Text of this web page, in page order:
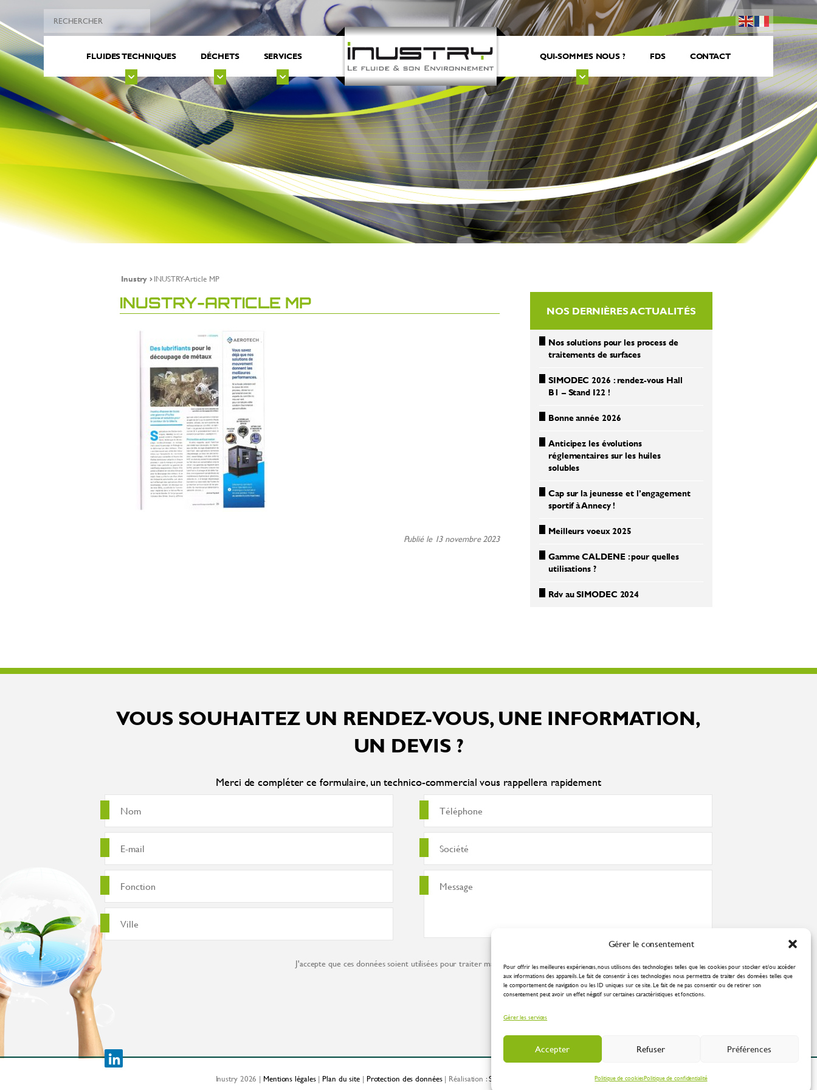
Gérer le consentement
Pour offrir les meilleures expériences, nous utilisons des technologies telles que les cookies pour stocker et/ou accéder
aux informations des appareils. Le fait de consentir à ces technologies nous permettra de traiter des données telles que
le comportement de navigation ou les ID uniques sur ce site. Le fait de ne pas consentir ou de retirer son
consentement peut avoir un effet négatif sur certaines caractéristiques et fonctions.
Gérer les services
Accepter Refuser Préférences
Politique de cookiesPolitique de confidentialité
FLUIDES TECHNIQUES DÉCHETS SERVICES QUI-SOMMES NOUS ? FDS CONTACT
Inustry INUSTRY-Article MP
INUSTRY-ARTICLE MP
Publié le 13 novembre 2023
NOS DERNIÈRES ACTUALITÉS
Nos solutions pour les process de
traitements de surfaces
SIMODEC 2026 : rendez-vous Hall
B1 – Stand I22 !
Bonne année 2026
Anticipez les évolutions
réglementaires sur les huiles
solubles
Cap sur la jeunesse et l’engagement
sportif à Annecy !
Meilleurs voeux 2025
Gamme CALDENE : pour quelles
utilisations ?
Rdv au SIMODEC 2024
VOUS SOUHAITEZ UN RENDEZ-VOUS, UNE INFORMATION,
UN DEVIS ?
Merci de compléter ce formulaire, un technico-commercial vous rappellera rapidement
J'accepte que ces données soient utilisées pour traiter ma demande conformément à lapolitique de confidentialité
Inustry 2026 | Mentions légales|Plan du site | Protection des données| Réalisation :Spirale Communication Industrielle